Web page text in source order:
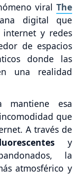
viral The
digital que
y redes
de espacios
donde las
una realidad
mantiene esa
que
A través de
y
la
atmosférico y